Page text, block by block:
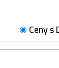
Ceny s